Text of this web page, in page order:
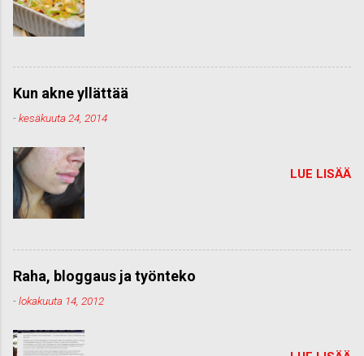
Kun akne yllättää
-kesäkuuta 24, 2014
LUE LISÄÄ
Raha, bloggaus ja työnteko
-lokakuuta 14, 2012